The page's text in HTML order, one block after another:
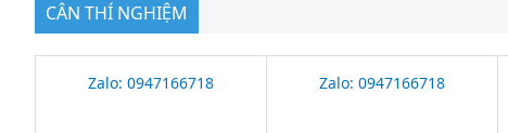
CÂN THÍ NGHIỆM
Zalo: 0947166718 Zalo: 0947166718